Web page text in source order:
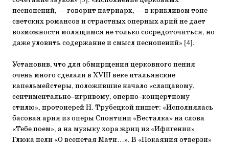
песнопений, — говорит патриарх, — в крикливом тоне
светских романсов и страстных оперных арий не дает
возможности молящимся не только сосредоточиться, но
даже уловить содержание и смысл песнопений» [4].
Установив, что для обмирщения церковного пения
очень много сделали в XVIII веке итальянские
капельмейстеры, положившие начало «слащавому,
сентиментально–игривому, оперно–концертному
стилю», протоиерей Н. Трубецкой пишет: «Исполнялась
басовая ария из оперы Спонтини «Весталка» на слова
«Тебе поем», а на музыку хора жриц из «Ифигении»
Глюка пели «О всепетая Мати…». В «Покаяния отверзи»